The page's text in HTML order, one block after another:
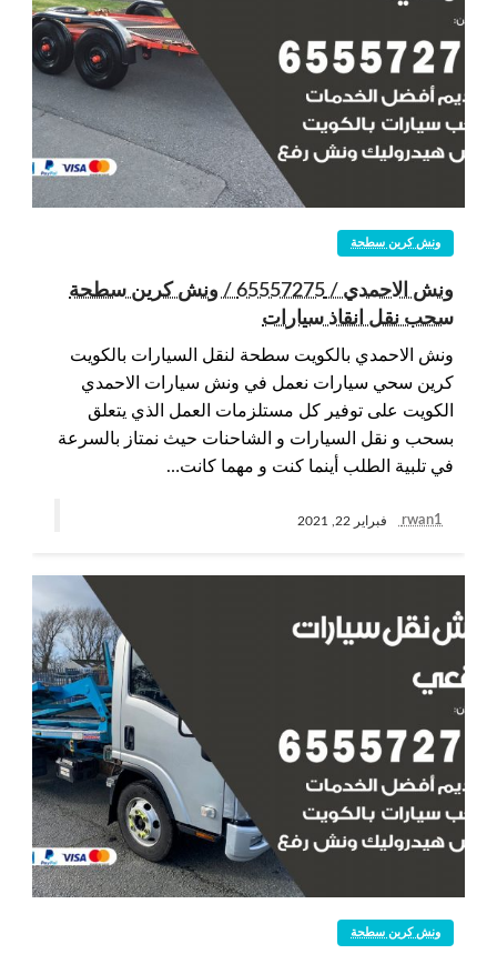
ونش كرين سطحة
ونش الاحمدي / 65557275 / ونش كرين سطحة
سحب نقل انقاذ سيارات
ونش الاحمدي بالكويت سطحة لنقل السيارات بالكويت
كرين سحي سيارات نعمل في ونش سيارات الاحمدي
الكويت على توفير كل مستلزمات العمل الذي يتعلق
بسحب و نقل السيارات و الشاحنات حيث نمتاز بالسرعة
في تلبية الطلب أينما كنت و مهما كانت…
rwan1 فبراير 22, 2021
ونش كرين سطحة